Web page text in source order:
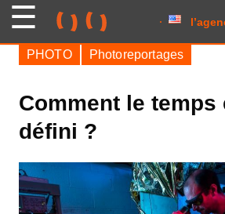
Comment le temps
défini ?
PHOTO Photoreportages